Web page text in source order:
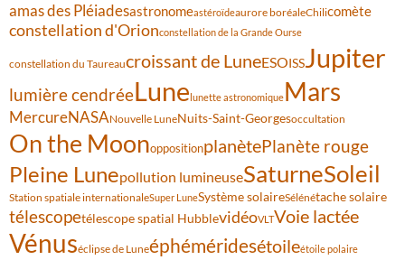
amas des Pléiadesastronomeastéroïdeaurore boréaleChilicomète
constellation d'Orionconstellation de la Grande Ourse
constellation du Taureaucroissant de LuneESOISSJupiter
lumière cendréeLune lunette astronomiqueMars
MercureNASANouvelle LuneNuits-Saint-Georgesoccultation
On the MoonoppositionplanètePlanète rouge
Pleine Lunepollution lumineuseSaturneSoleil
Station spatiale internationaleSuper LuneSystème solaireSélénétache solaire
télescopetélescope spatial HubblevidéoVLTVoie lactée
Vénuséclipse de Luneéphéméridesétoileétoile polaire